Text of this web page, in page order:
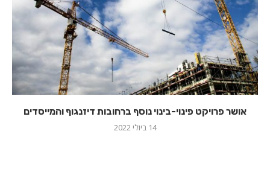
אושר פרויקט פינוי-בינוי נוסף ברחובות דיזנגוף והמייסדים
14 ביולי 2022